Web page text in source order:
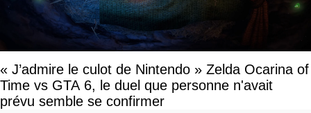
« J’admire le culot de Nintendo » Zelda Ocarina of
Time vs GTA 6, le duel que personne n'avait
prévu semble se confirmer